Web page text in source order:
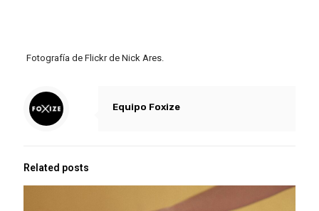
Fotografía de Flickr de Nick Ares.
Equipo Foxize
Related posts